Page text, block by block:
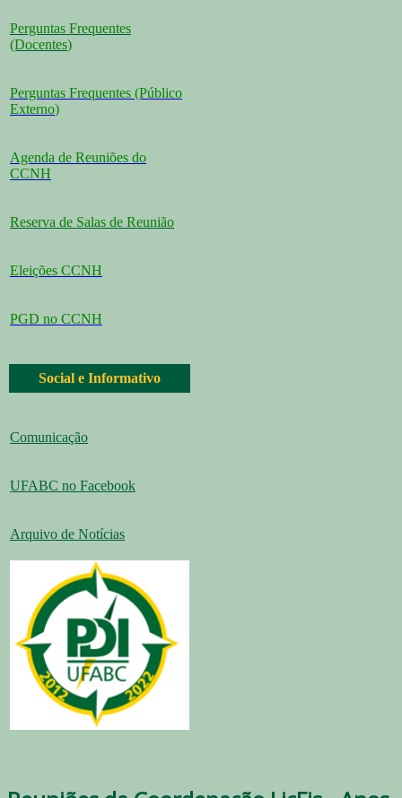
Perguntas Frequentes
(Docentes)
Perguntas Frequentes (Público
Externo)
Agenda de Reuniões do
CCNH
Reserva de Salas de Reunião
Eleições CCNH
PGD no CCNH
Social e Informativo
Comunicação
UFABC no Facebook
Arquivo de Notícias